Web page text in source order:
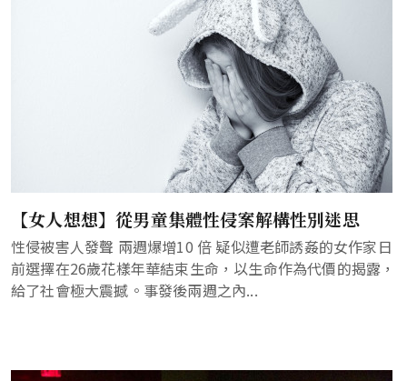
【女人想想】從男童集體性侵案解構性別迷思
性侵被害人發聲 兩週爆增10 倍 疑似遭老師誘姦的女作家日
前選擇在26歲花樣年華結束生命，以生命作為代價的揭露，
給了社會極大震撼。事發後兩週之內...